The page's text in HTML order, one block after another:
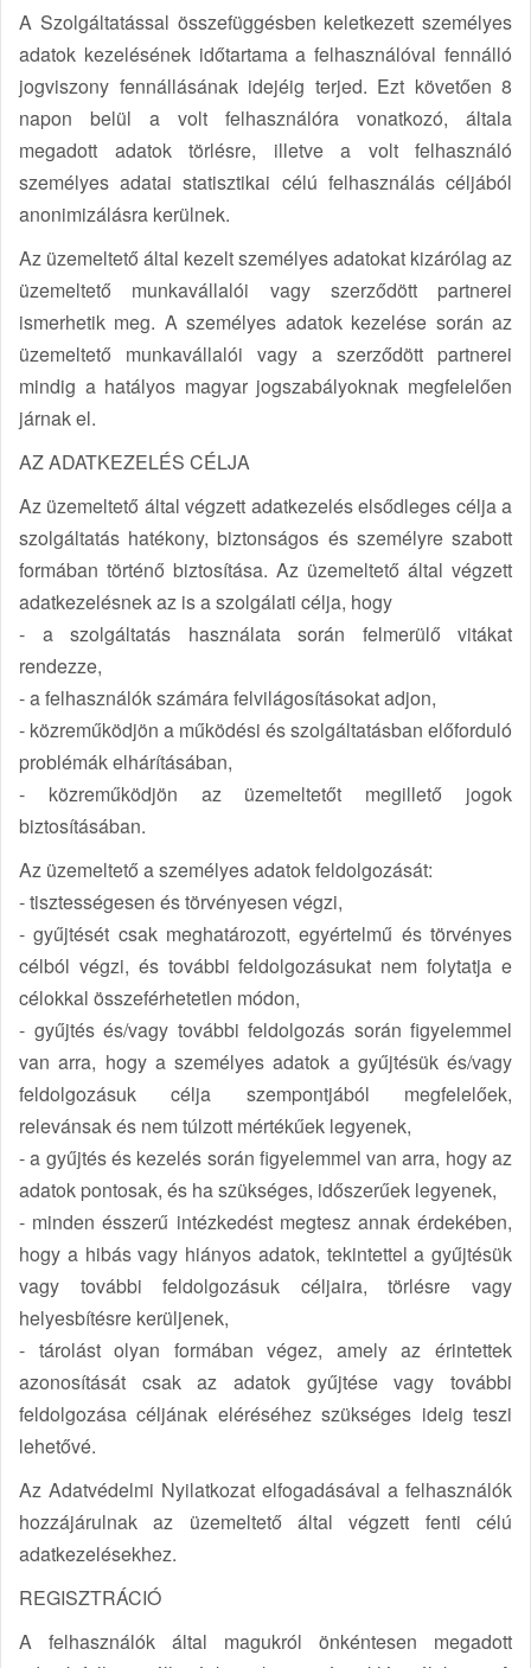
A Szolgáltatással összefüggésben keletkezett személyes
adatok kezelésének időtartama a felhasználóval fennálló
jogviszony fennállásának idejéig terjed. Ezt követően 8
napon belül a volt felhasználóra vonatkozó, általa
megadott adatok törlésre, illetve a volt felhasználó
személyes adatai statisztikai célú felhasználás céljából
anonimizálásra kerülnek.
Az üzemeltető által kezelt személyes adatokat kizárólag az
üzemeltető munkavállalói vagy szerződött partnerei
ismerhetik meg. A személyes adatok kezelése során az
üzemeltető munkavállalói vagy a szerződött partnerei
mindig a hatályos magyar jogszabályoknak megfelelően
járnak el.
AZ ADATKEZELÉS CÉLJA
Az üzemeltető által végzett adatkezelés elsődleges célja a
szolgáltatás hatékony, biztonságos és személyre szabott
formában történő biztosítása. Az üzemeltető által végzett
adatkezelésnek az is a szolgálati célja, hogy
- a szolgáltatás használata során felmerülő vitákat
rendezze,
- a felhasználók számára felvilágosításokat adjon,
- közreműködjön a működési és szolgáltatásban előforduló
problémák elhárításában,
- közreműködjön az üzemeltetőt megillető jogok
biztosításában.
Az üzemeltető a személyes adatok feldolgozását:
- tisztességesen és törvényesen végzi,
- gyűjtését csak meghatározott, egyértelmű és törvényes
célból végzi, és további feldolgozásukat nem folytatja e
célokkal összeférhetetlen módon,
- gyűjtés és/vagy további feldolgozás során figyelemmel
van arra, hogy a személyes adatok a gyűjtésük és/vagy
feldolgozásuk célja szempontjából megfelelőek,
relevánsak és nem túlzott mértékűek legyenek,
- a gyűjtés és kezelés során figyelemmel van arra, hogy az
adatok pontosak, és ha szükséges, időszerűek legyenek,
- minden ésszerű intézkedést megtesz annak érdekében,
hogy a hibás vagy hiányos adatok, tekintettel a gyűjtésük
vagy további feldolgozásuk céljaira, törlésre vagy
helyesbítésre kerüljenek,
- tárolást olyan formában végez, amely az érintettek
azonosítását csak az adatok gyűjtése vagy további
feldolgozása céljának eléréséhez szükséges ideig teszi
lehetővé.
Az Adatvédelmi Nyilatkozat elfogadásával a felhasználók
hozzájárulnak az üzemeltető által végzett fenti célú
adatkezelésekhez.
REGISZTRÁCIÓ
A felhasználók által magukról önkéntesen megadott